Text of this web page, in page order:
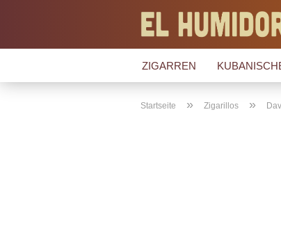
ZIGARREN
Startseite » Zigarillos »